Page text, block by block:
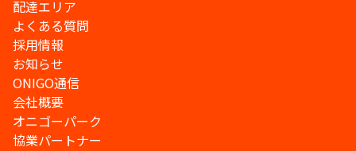
配達エリア
よくある質問
採用情報
お知らせ
ONIGO通信
会社概要
オニゴーパーク
協業パートナー